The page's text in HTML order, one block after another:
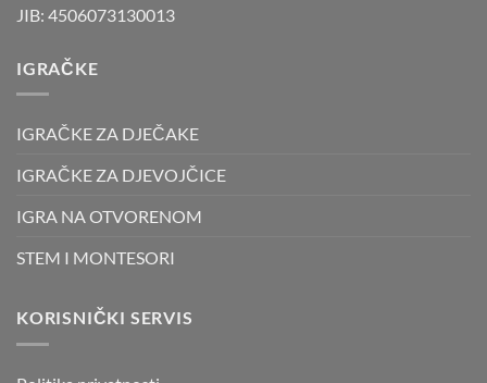
JIB: 4506073130013
IGRAČKE
IGRAČKE ZA DJEČAKE
IGRAČKE ZA DJEVOJČICE
IGRA NA OTVORENOM
STEM I MONTESORI
KORISNIČKI SERVIS